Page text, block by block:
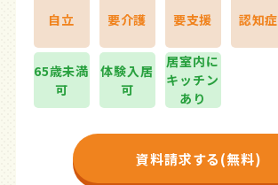
自立 要介護 要支援 認知症
65歳未満
可
体験入居
可
居室内に
キッチン
あり
資料請求する(無料)